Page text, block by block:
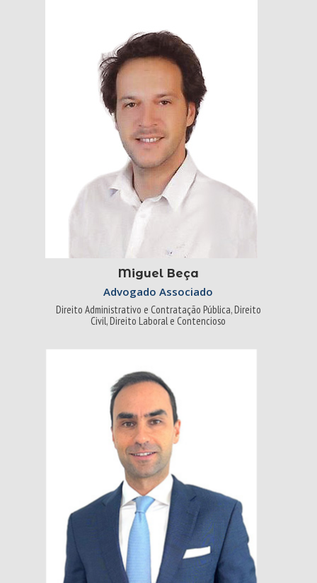
Miguel Beça
Advogado Associado
Direito Administrativo e Contratação Pública, Direito
Civil, Direito Laboral e Contencioso